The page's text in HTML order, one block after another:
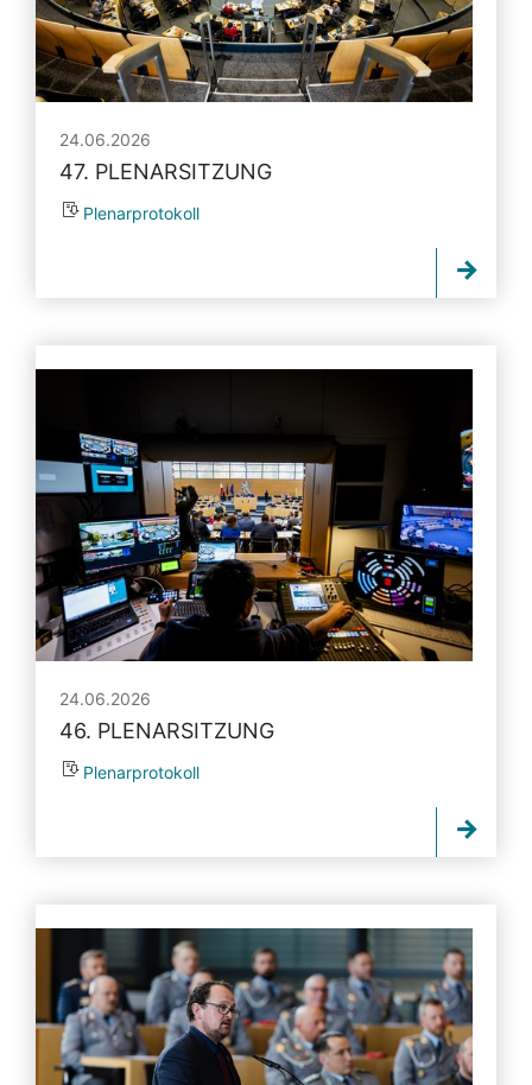
24.06.2026
47. PLENARSITZUNG
Plenarprotokoll
24.06.2026
46. PLENARSITZUNG
Plenarprotokoll